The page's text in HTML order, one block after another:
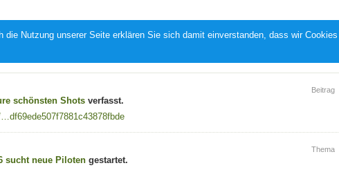
die Nutzung unserer Seite erklären Sie sich damit einverstanden, dass wir Cookies
schönsten Shotsverfasst.
Beitrag
sucht neue Pilotengestartet.
Thema